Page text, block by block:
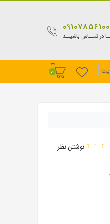
در تمــاس باشیــد
0
نوشتن نظر